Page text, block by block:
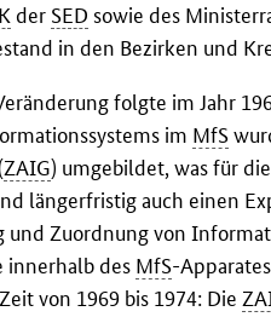
der SED sowie des
in den Bezirken und
folgte im Jahr
im MfS
ZAIG) umgebildet, was für
längerfristig auch einen
und Zuordnung von
innerhalb des MfS-
von 1969 bis 1974: Die